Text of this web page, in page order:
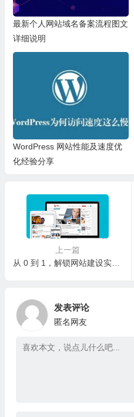
最新个人网站域名备案流程图文
详细说明
WordPress 网站性能及速度优
化经验分享
上一篇
从 0 到 1，解锁网站建设实战密码
发表评论
匿名网友